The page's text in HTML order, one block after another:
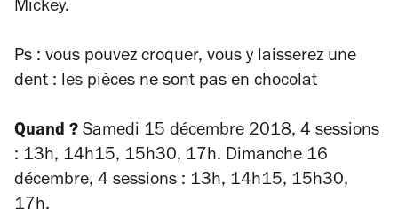
Mickey.
Ps : vous pouvez croquer, vous y laisserez une
dent : les pièces ne sont pas en chocolat
Quand ? Samedi 15 décembre 2018, 4 sessions
: 13h, 14h15, 15h30, 17h. Dimanche 16
décembre, 4 sessions : 13h, 14h15, 15h30,
17h.